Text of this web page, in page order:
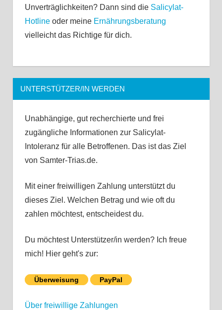
Unverträglichkeiten? Dann sind die Salicylat-
Hotlineoder meine Ernährungsberatung
vielleicht das Richtige für dich.
UNTERSTÜTZER/IN WERDEN
Unabhängige, gut recherchierte und frei
zugängliche Informationen zur Salicylat-
Intoleranz für alle Betroffenen. Das ist das Ziel
von Samter-Trias.de.
Mit einer freiwilligen Zahlung unterstützt du
dieses Ziel. Welchen Betrag und wie oft du
zahlen möchtest, entscheidest du.
Du möchtest Unterstützer/in werden? Ich freue
mich! Hier geht's zur:
Überweisung PayPal
Über freiwillige Zahlungen